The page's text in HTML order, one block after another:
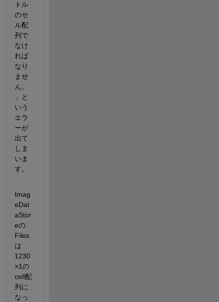
トル
のセ
ル配
列で
なけ
れば
なり
ませ
ん。
」と
いう
エラ
ーが
出て
しま
いま
す。
Imag
eDat
aStor
eの
Files
は
1230
×1の
cell配
列に
なっ